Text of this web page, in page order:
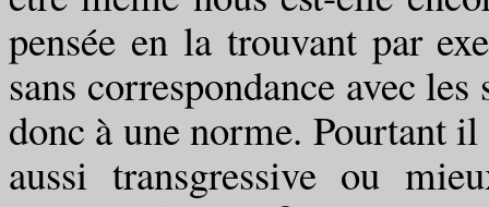
pensée en la trouvant par
sans correspondance avec
donc à une norme. Pourtant
aussi transgressive ou